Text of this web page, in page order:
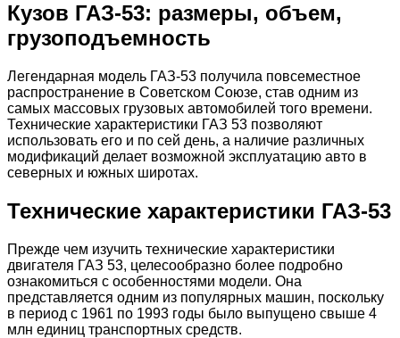
Кузов ГАЗ-53: размеры, объем,
грузоподъемность
Легендарная модель ГАЗ-53 получила повсеместное
распространение в Советском Союзе, став одним из
самых массовых грузовых автомобилей того времени.
Технические характеристики ГАЗ 53 позволяют
использовать его и по сей день, а наличие различных
модификаций делает возможной эксплуатацию авто в
северных и южных широтах.
Технические характеристики ГАЗ-53
Прежде чем изучить технические характеристики
двигателя ГАЗ 53, целесообразно более подробно
ознакомиться с особенностями модели. Она
представляется одним из популярных машин, поскольку
в период с 1961 по 1993 годы было выпущено свыше 4
млн единиц транспортных средств.